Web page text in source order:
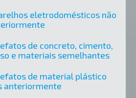
eletrodomésticos não
de concreto, cimento,
e materiais semelhantes
de material plástico
anteriormente